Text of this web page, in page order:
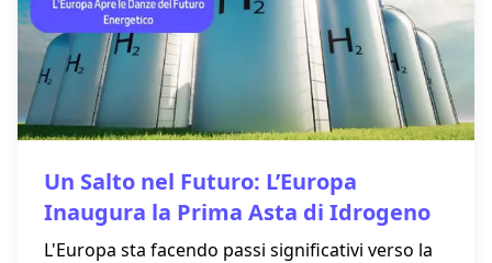
Un Salto nel Futuro: L’Europa
Inaugura la Prima Asta di Idrogeno
L'Europa sta facendo passi significativi verso la